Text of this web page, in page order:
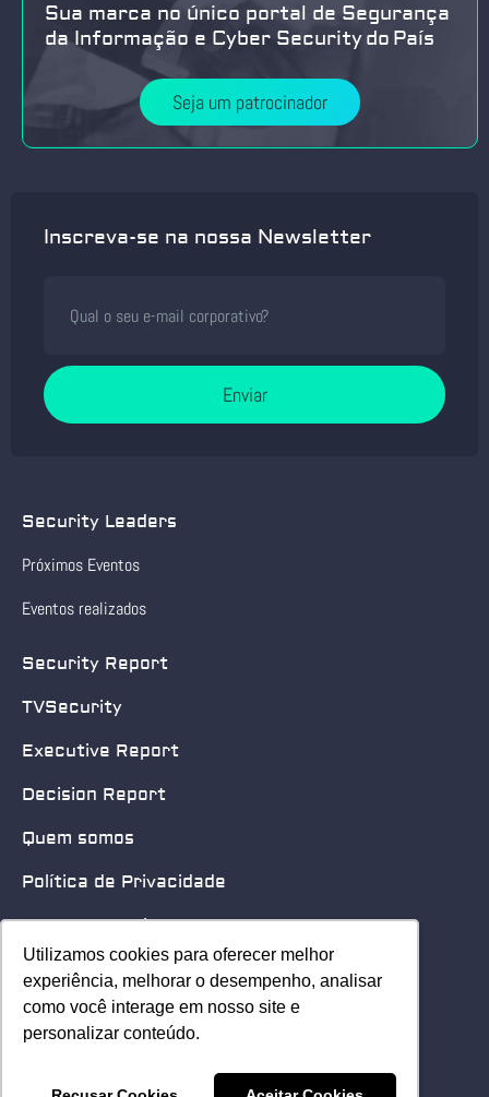
Utilizamos cookies para oferecer melhor
experiência, melhorar o desempenho, analisar
como você interage em nosso site e
personalizar conteúdo.
Utilizamos cookies para oferecer melhor
experiência, melhorar o desempenho, analisar
como você interage em nosso site e
personalizar conteúdo.
Sua marca no único portal de Segurança
da Informação e Cyber Security do País
Seja um patrocinador
Inscreva-se na nossa Newsletter
Enviar
Security Leaders
Próximos Eventos
Eventos realizados
Security Report
TVSecurity
Executive Report
Decision Report
Quem somos
Política de Privacidade
Quero patrocinar
Contato
Home
© 2025 Security Leader. Todos os Direitos Reservados.